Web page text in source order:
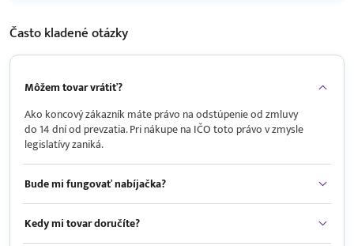
Často kladenéotázky
Môžem tovar vrátiť?
Ako koncový zákazník máte právo na odstúpenie od zmluvy
do 14 dní od prevzatia. Pri nákupe na IČO toto právo v zmysle
legislatívy zaniká.
Bude mi fungovať nabíjačka?
Kedy mi tovar doručíte?